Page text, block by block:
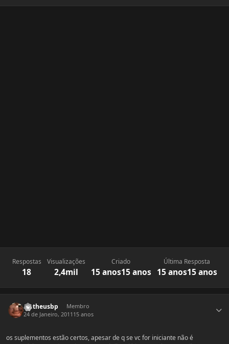
Respostas
18
Visualizações
2,4mil
Criado
15 anos15 anos
Última Resposta
15 anos15 anos
Matheusbp
Membro
24 de Janeiro, 2011 15 anos
os suplementos estão certos, apesar de q se vc for iniciante não é